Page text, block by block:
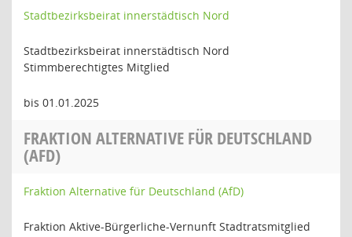
Stadtbezirksbeirat innerstädtisch Nord
Stadtbezirksbeirat innerstädtisch Nord
Stimmberechtigtes Mitglied
bis 01.01.2025
FRAKTION ALTERNATIVE FÜR DEUTSCHLAND
(AFD)
Fraktion Alternative für Deutschland (AfD)
Fraktion Aktive-Bürgerliche-Vernunft Stadtratsmitglied